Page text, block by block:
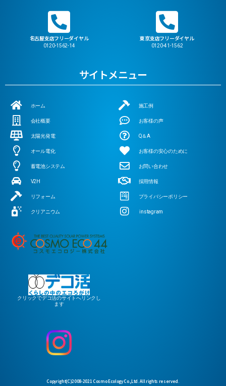
名古屋支店フリーダイヤル
0120-1562-14
東京支店フリーダイヤル
0120-41-1562
サイトメニュー
ホーム
会社概要
太陽光発電
オール電化
蓄電池システム
V2H
リフォーム
クリアニウム
施工例
お客様の声
Q＆A
お客様の安心のために
お問い合わせ
採用情報
プライバシーポリシー
instagram
クリックでデコ活のサイトへリンクし
ます
Copyright(C)2008-2021 Cosmo Ecology Co.,Ltd. All rights reserved.